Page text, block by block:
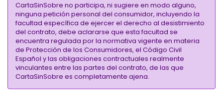
CartaSinSobre no participa, ni sugiere en modo alguno,
ninguna petición personal del consumidor, incluyendo la
facultad específica de ejercer el derecho al desistimiento
del contrato, debe aclararse que esta facultad se
encuentra regulada por la normativa vigente en materia
de Protección de los Consumidores, el Código Civil
Español y las obligaciones contractuales realmente
vinculantes entre las partes del contrato, de las que
CartaSinSobre es completamente ajena.